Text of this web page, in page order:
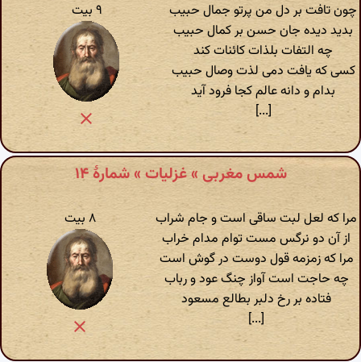
چون تافت بر دل من پرتو جمال حبیب
بدید دیده جان حسن بر کمال حبیب
چه التفات بلذات کائنات کند
کسی که یافت دمی لذت وصال حبیب
بدام و دانه عالم کجا فرود آید
[...]
۹ بیت
شمس مغربی » غزلیات » شمارهٔ ۱۴
مرا که لعل لبت ساقی است و جام شراب
از آن دو نرگس مست توام مدام خراب
مرا که زمزمه قول دوست در گوش است
چه حاجت است آواز چنگ عود و رباب
فتاده بر رخ دلبر بطالع مسعود
[...]
۸ بیت